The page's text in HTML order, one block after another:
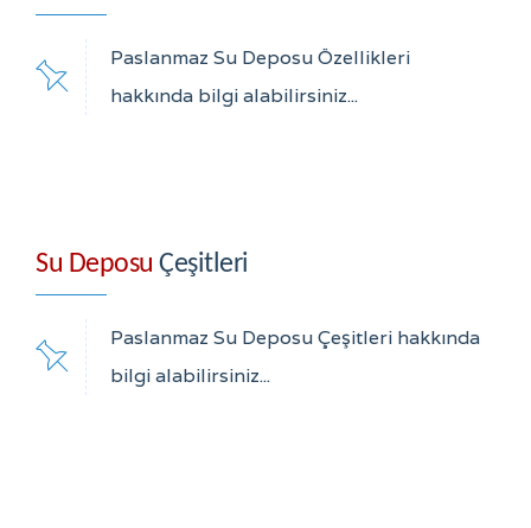
Paslanmaz Su Deposu Özellikleri
hakkında bilgi alabilirsiniz...
Su Deposu Çeşitleri
Paslanmaz Su Deposu Çeşitleri hakkında
bilgi alabilirsiniz...